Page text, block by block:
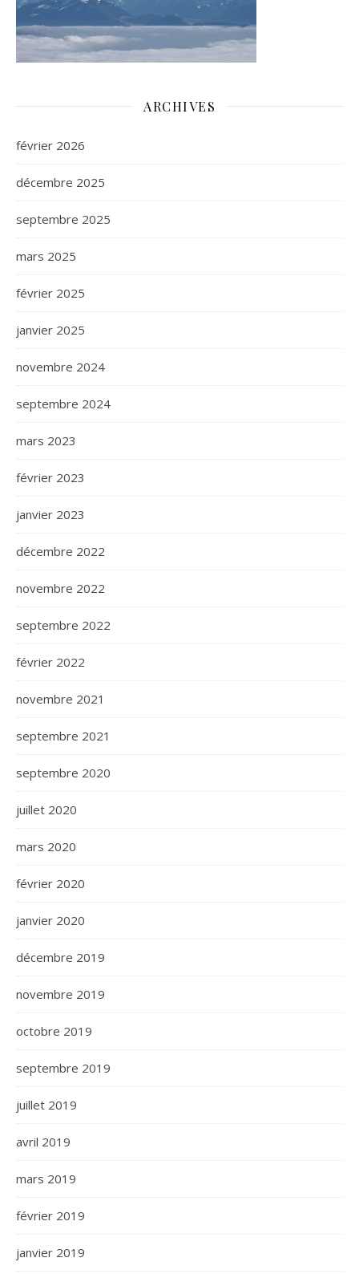
ARCHIVES
février 2026
décembre 2025
septembre 2025
mars 2025
février 2025
janvier 2025
novembre 2024
septembre 2024
mars 2023
février 2023
janvier 2023
décembre 2022
novembre 2022
septembre 2022
février 2022
novembre 2021
septembre 2021
septembre 2020
juillet 2020
mars 2020
février 2020
janvier 2020
décembre 2019
novembre 2019
octobre 2019
septembre 2019
juillet 2019
avril 2019
mars 2019
février 2019
janvier 2019